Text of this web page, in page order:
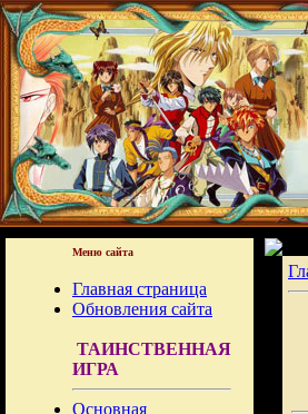
Меню сайта
Главная страница
Обновления сайта
ТАИНСТВЕННАЯ
ИГРА
Основная